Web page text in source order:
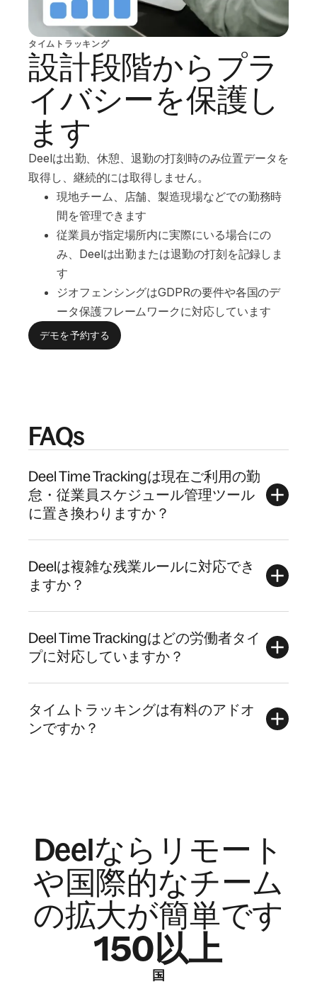
タイムトラッキング
設計段階からプラ
イバシーを保護し
ます
Deelは出勤、休憩、退勤の打刻時のみ位置データを
取得し、継続的には取得しません。
現地チーム、店舗、製造現場などでの勤務時
間を管理できます
従業員が指定場所内に実際にいる場合にの
み、Deelは出勤または退勤の打刻を記録しま
す
ジオフェンシングはGDPRの要件や各国のデ
ータ保護フレームワークに対応しています
デモを予約する
FAQs
Deel Time Trackingは現在ご利用の勤
怠・従業員スケジュール管理ツール
に置き換わりますか？
Deelは複雑な残業ルールに対応でき
ますか？
Deel Time Trackingはどの労働者タイ
プに対応していますか？
タイムトラッキングは有料のアドオ
ンですか？
Deelならリモート
や国際的なチーム
の拡大が簡単です
150以上
国